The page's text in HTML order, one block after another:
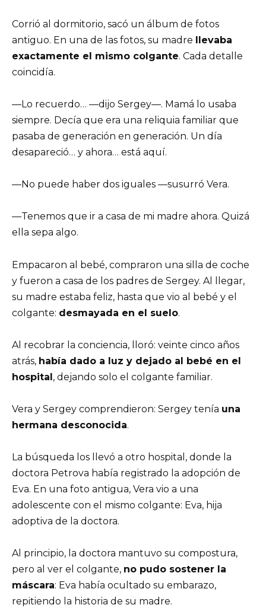
Corrió al dormitorio, sacó un álbum de fotos
antiguo. En una de las fotos, su madre llevaba
exactamente el mismo colgante. Cada detalle
coincidía.
—Lo recuerdo… —dijo Sergey—. Mamá lo usaba
siempre. Decía que era una reliquia familiar que
pasaba de generación en generación. Un día
desapareció… y ahora… está aquí.
—No puede haber dos iguales —susurró Vera.
—Tenemos que ir a casa de mi madre ahora. Quizá
ella sepa algo.
Empacaron al bebé, compraron una silla de coche
y fueron a casa de los padres de Sergey. Al llegar,
su madre estaba feliz, hasta que vio al bebé y el
colgante: desmayada en el suelo.
Al recobrar la conciencia, lloró: veinte cinco años
atrás, había dado a luz y dejado al bebé en el
hospital, dejando solo el colgante familiar.
Vera y Sergey comprendieron: Sergey tenía una
hermana desconocida.
La búsqueda los llevó a otro hospital, donde la
doctora Petrova había registrado la adopción de
Eva. En una foto antigua, Vera vio a una
adolescente con el mismo colgante: Eva, hija
adoptiva de la doctora.
Al principio, la doctora mantuvo su compostura,
pero al ver el colgante, no pudo sostener la
máscara: Eva había ocultado su embarazo,
repitiendo la historia de su madre.